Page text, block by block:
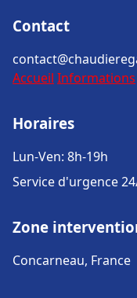
Contact
Accueil Informations
Horaires
Lun-Ven: 8h-19h
Service d'urgence
Zone
Concarneau, France